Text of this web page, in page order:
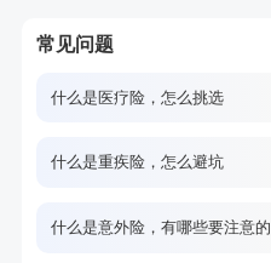
常见问题
什么是医疗险，怎么挑选
什么是重疾险，怎么避坑
什么是意外险，有哪些要注意的